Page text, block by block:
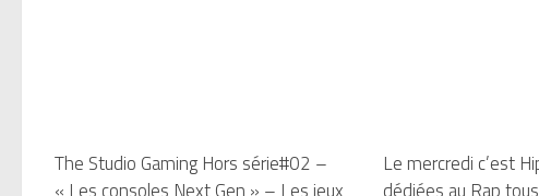
The Studio Gaming Hors série#02 –
Le mercredi c’est